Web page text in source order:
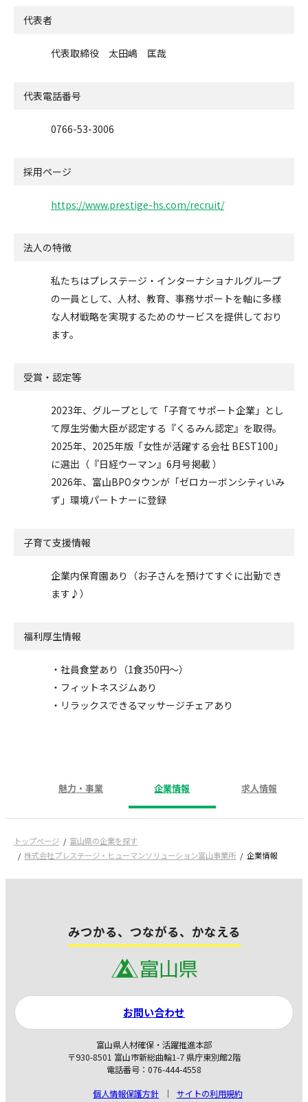
代表者
代表取締役 太田嶋 匡哉
代表電話番号
0766-53-3006
採用ページ
https://www.prestige-hs.com/recruit/
法人の特徴
私たちはプレステージ・インターナショナルグループ
の一員として、人材、教育、事務サポートを軸に多様
な人材戦略を実現するためのサービスを提供しており
ます。
受賞・認定等
2023年、グループとして「子育てサポート企業」とし
て厚生労働大臣が認定する『くるみん認定』を取得。
2025年、2025年版「女性が活躍する会社 BEST100」
に選出（『日経ウーマン』6月号掲載 ）
2026年、富山BPOタウンが「ゼロカーボンシティいみ
ず」環境パートナーに登録
子育て支援情報
企業内保育園あり（お子さんを預けてすぐに出勤でき
ます♪）
福利厚生情報
・社員食堂あり（1食350円～）
・フィットネスジムあり
・リラックスできるマッサージチェアあり
魅力・事業 企業情報 求人情報
トップページ
富山県の企業を探す
株式会社プレステージ・ヒューマンソリューション富山事業所
企業情報
みつかる、つながる、かなえる
富山県人材確保・活躍推進本部
〒930-8501 富山市新総曲輪1-7 県庁東別館2階
電話番号：076-444-4558
個人情報保護方針
サイトの利用規約
お問い合わせ